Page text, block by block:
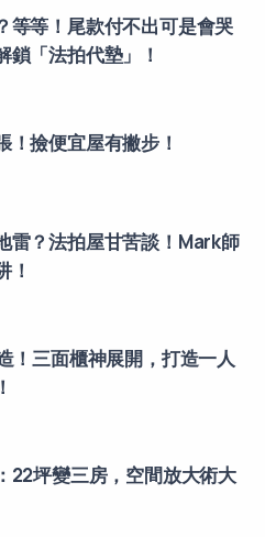
等等！尾款付不出可是會哭
鎖「法拍代墊」！
！撿便宜屋有撇步！
雷？法拍屋甘苦談！Mark師
！
！三面櫃神展開，打造一人
22坪變三房，空間放大術大